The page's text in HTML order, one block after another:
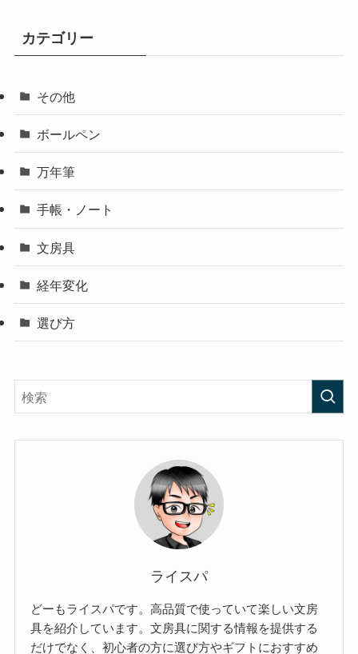
カテゴリー
その他
ボールペン
万年筆
手帳・ノート
文房具
経年変化
選び方
ライスパ
どーもライスパです。高品質で使っていて楽しい文房
具を紹介しています。文房具に関する情報を提供する
だけでなく、初心者の方に選び方やギフトにおすすめ